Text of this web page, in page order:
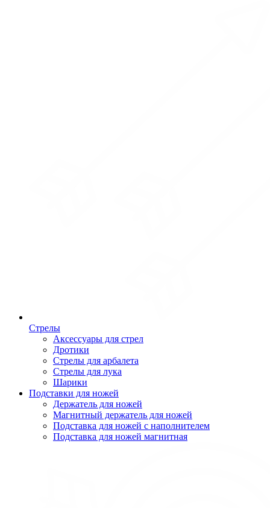
Стрелы
Аксессуары для стрел
Дротики
Стрелы для арбалета
Стрелы для лука
Шарики
Подставки для ножей
Держатель для ножей
Магнитный держатель для ножей
Подставка для ножей с наполнителем
Подставка для ножей магнитная